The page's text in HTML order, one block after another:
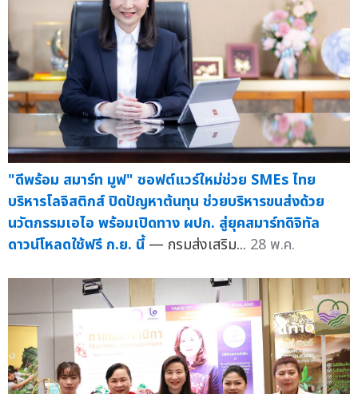
"ดีพร้อม สมาร์ท มูฟ" ซอฟต์แวร์ใหม่ช่วย SMEs ไทย
บริหารโลจิสติกส์ ปิดปัญหาต้นทุน ช่วยบริหารขนส่งด้วย
นวัตกรรมเอไอ พร้อมเปิดทาง ผปก. สู่ยุคสมาร์ทดิจิทัล
ดาวน์โหลดใช้ฟรี ก.ย. นี้ — กรมส่งเสริม... 28 พ.ค.